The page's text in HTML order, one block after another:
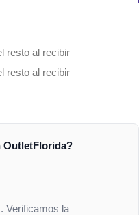
resto al recibir
resto al recibir
OutletFlorida?
Verificamos la